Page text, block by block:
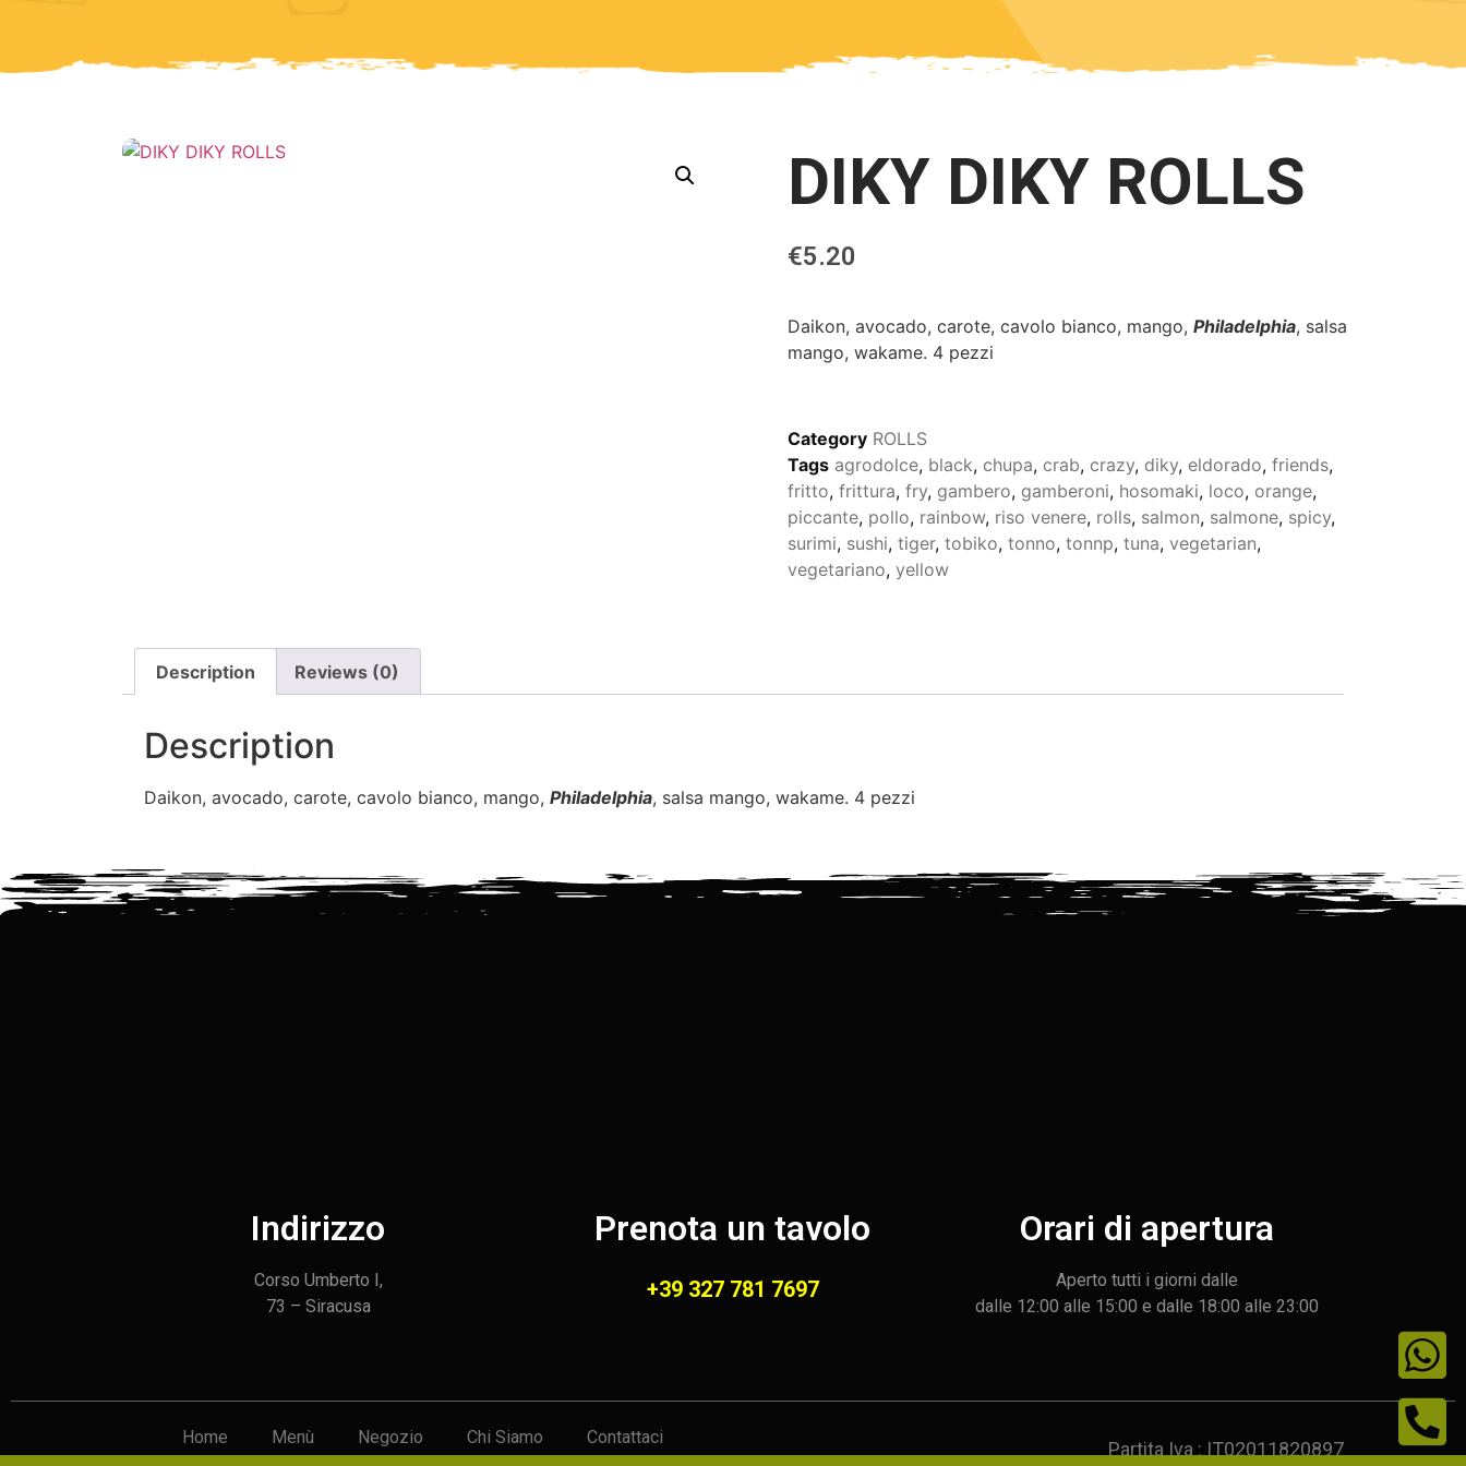
DIKY DIKY ROLLS
€5.20
Daikon, avocado, carote, cavolo bianco, mango, Philadelphia, salsa
mango, wakame. 4 pezzi
Category ROLLS
Tags agrodolce, black, chupa, crab, crazy, diky, eldorado, friends,
fritto, frittura, fry, gambero, gamberoni, hosomaki, loco, orange,
piccante, pollo, rainbow, riso venere, rolls, salmon, salmone, spicy,
surimi, sushi, tiger, tobiko, tonno, tonnp, tuna, vegetarian,
vegetariano, yellow
Description Reviews (0)
Description
Daikon, avocado, carote, cavolo bianco, mango, Philadelphia, salsa mango, wakame. 4 pezzi
Indirizzo
Corso Umberto I,
73 – Siracusa
Prenota un tavolo
+39 327 781 7697
Orari di apertura
Aperto tutti i giorni dalle
dalle 12:00 alle 15:00 e dalle 18:00 alle 23:00
Home Menù Negozio Chi Siamo Contattaci
Partita Iva : IT02011820897